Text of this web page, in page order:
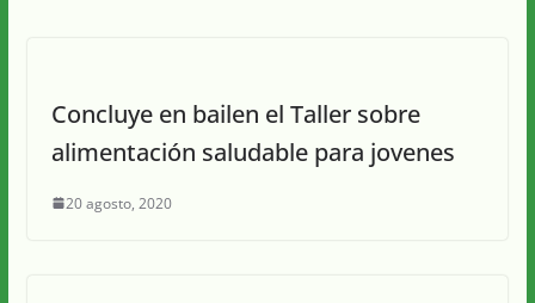
Concluye en bailen el Taller sobre
alimentación saludable para jovenes
20 agosto, 2020